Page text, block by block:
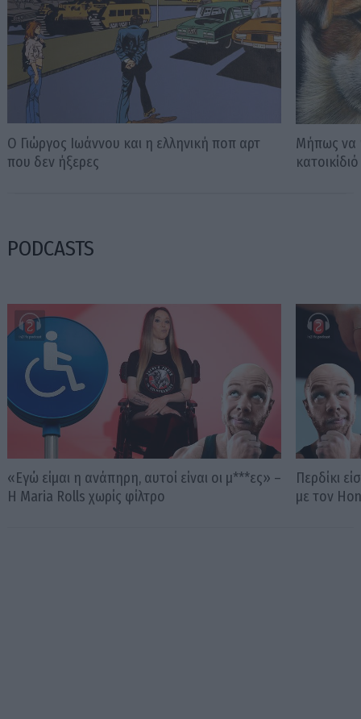
Ο Γιώργος Ιωάννου και η ελληνική ποπ αρτ
που δεν ήξερες
Μήπως να
PODCASTS
«Εγώ είμαι η ανάπηρη, αυτοί είναι οι μ***ες» –
Η Maria Rolls χωρίς φίλτρο
Περδίκι
με τον